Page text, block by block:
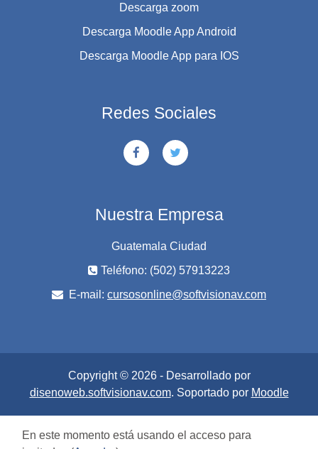
Descarga zoom
Descarga Moodle App Android
Descarga Moodle App para IOS
Redes Sociales
Nuestra Empresa
Guatemala Ciudad
Teléfono: (502) 57913223
E-mail: cursosonline@softvisionav.com
Copyright © 2026 - Desarrollado por
disenoweb.softvisionav.com. Soportado por Moodle
En este momento está usando el acceso para